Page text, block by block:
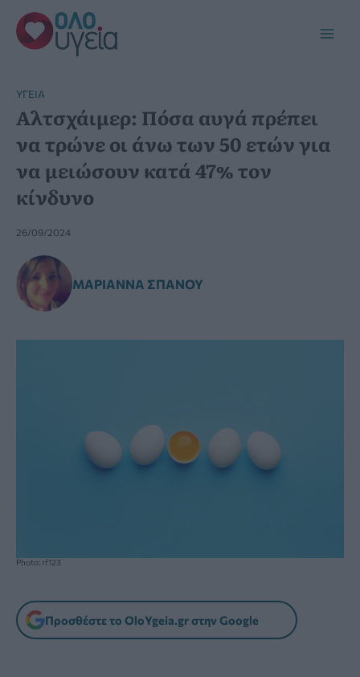
Μετάβαση
στο
περιεχόμενο
YΓΕΊΑ
Αλτσχάιμερ: Πόσα αυγά πρέπει
να τρώνε οι άνω των 50 ετών για
να μειώσουν κατά 47% τον
κίνδυνο
26/09/2024
ΜΑΡΙΆΝΝΑ ΣΠΑΝΟΎ
Photo: rf123
Προσθέστε το OloYgeia.gr στην Google